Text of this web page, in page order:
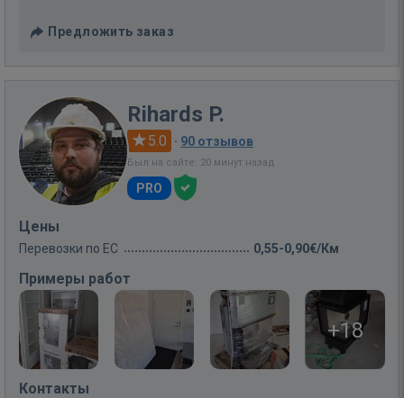
Предложить заказ
Rihards P.
5.0 · 90 отзывов
Был на сайте: 20 минут назад
PRO
Цены
Перевозки по ЕС 0,55-0,90€/Км
Примеры работ
+18
Контакты